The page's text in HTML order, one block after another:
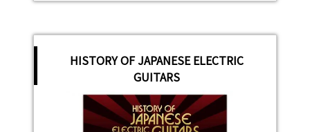
HISTORY OF JAPANESE ELECTRIC
GUITARS